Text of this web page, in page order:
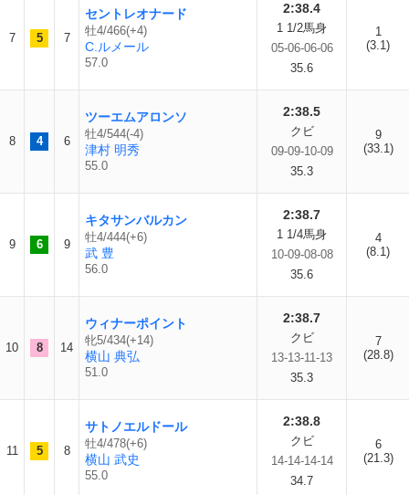
7 5 7
セントレオナード
牡4/466(+4)
C.ルメール
57.0
2:38.4
1 1/2馬身
05-06-06-06
35.6
1
(3.1)
8 4 6
ツーエムアロンソ
牡4/544(-4)
津村 明秀
55.0
2:38.5
クビ
09-09-10-09
35.3
9
(33.1)
9 6 9
キタサンバルカン
牡4/444(+6)
武 豊
56.0
2:38.7
1 1/4馬身
10-09-08-08
35.6
4
(8.1)
10 8 14
ウィナーポイント
牝5/434(+14)
横山 典弘
51.0
2:38.7
クビ
13-13-11-13
35.3
7
(28.8)
11 5 8
サトノエルドール
牡4/478(+6)
横山 武史
55.0
2:38.8
クビ
14-14-14-14
34.7
6
(21.3)